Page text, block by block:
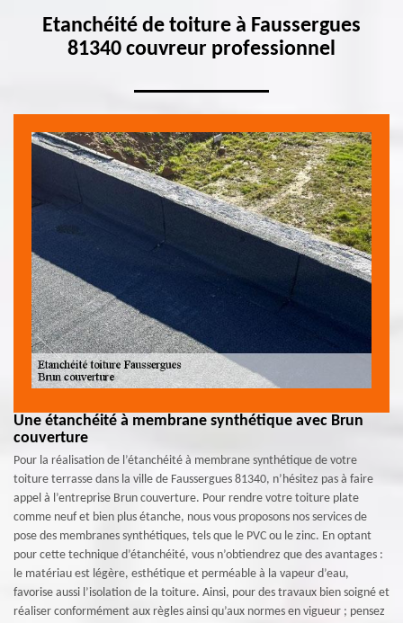
Etanchéité de toiture à Faussergues
81340 couvreur professionnel
Une étanchéité à membrane synthétique avec Brun
couverture
Pour la réalisation de l’étanchéité à membrane synthétique de votre
toiture terrasse dans la ville de Faussergues 81340, n’hésitez pas à faire
appel à l’entreprise Brun couverture. Pour rendre votre toiture plate
comme neuf et bien plus étanche, nous vous proposons nos services de
pose des membranes synthétiques, tels que le PVC ou le zinc. En optant
pour cette technique d’étanchéité, vous n’obtiendrez que des avantages :
le matériau est légère, esthétique et perméable à la vapeur d’eau,
favorise aussi l’isolation de la toiture. Ainsi, pour des travaux bien soigné et
réaliser conformément aux règles ainsi qu’aux normes en vigueur ; pensez